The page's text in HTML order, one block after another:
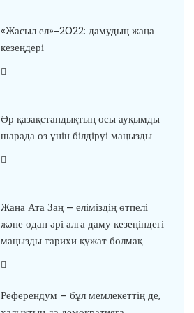
«Жасыл ел»-2022: дамудың жаңа
кезеңдері
Әр қазақстандықтың осы ауқымды
шарада өз үнін білдіруі маңызды
Жаңа Ата Заң – еліміздің өтпелі
және одан әрі алға даму кезеңіндегі
маңызды тарихи құжат болмақ
Референдум – бұл мемлекеттің де,